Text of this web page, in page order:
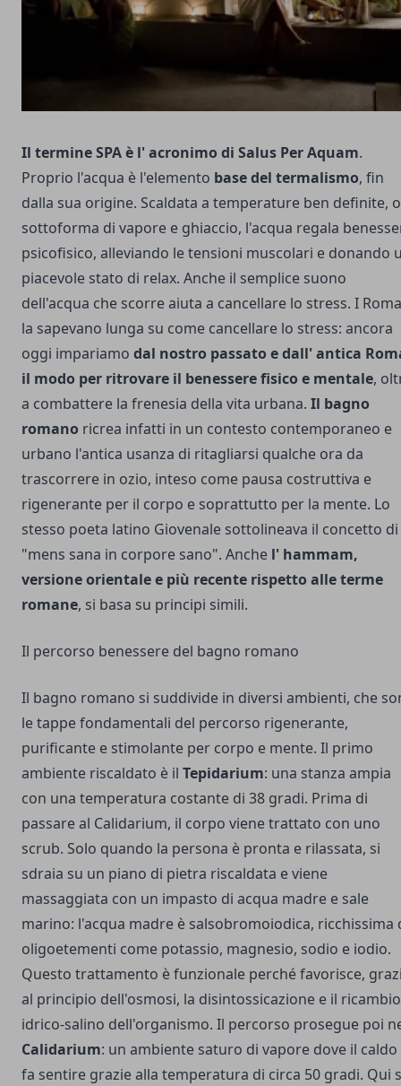
Il termine SPA è l' acronimo di Salus Per Aquam.
Proprio l'acqua è l'elemento base del termalismo, fin
dalla sua origine. Scaldata a temperature ben definite, o
sottoforma di vapore e ghiaccio, l'acqua regala
psicofisico, alleviando le tensioni muscolari e donando
piacevole stato di relax. Anche il semplice suono
dell'acqua che scorre aiuta a cancellare lo stress. I
la sapevano lunga su come cancellare lo stress: ancora
oggi impariamo dal nostro passato e dall' antica
il modo per ritrovare il benessere fisico e mentale,
a combattere la frenesia della vita urbana. Il bagno
romano ricrea infatti in un contesto contemporaneo e
urbano l'antica usanza di ritagliarsi qualche ora da
trascorrere in ozio, inteso come pausa costruttiva e
rigenerante per il corpo e soprattutto per la mente. Lo
stesso poeta latino Giovenale sottolineava il concetto di
"mens sana in corpore sano". Anche l' hammam,
versione orientale e più recente rispetto alle terme
romane, si basa su principi simili.
Il percorso benessere del bagno romano
Il bagno romano si suddivide in diversi ambienti, che
le tappe fondamentali del percorso rigenerante,
purificante e stimolante per corpo e mente. Il primo
ambiente riscaldato è il Tepidarium: una stanza ampia
con una temperatura costante di 38 gradi. Prima di
passare al Calidarium, il corpo viene trattato con uno
scrub. Solo quando la persona è pronta e rilassata, si
sdraia su un piano di pietra riscaldata e viene
massaggiata con un impasto di acqua madre e sale
marino: l'acqua madre è salsobromoiodica, ricchissima
oligoetementi come potassio, magnesio, sodio e iodio.
Questo trattamento è funzionale perché favorisce,
al principio dell'osmosi, la disintossicazione e il ricambio
idrico-salino dell'organismo. Il percorso prosegue poi
Calidarium: un ambiente saturo di vapore dove il caldo
fa sentire grazie alla temperatura di circa 50 gradi. Qui